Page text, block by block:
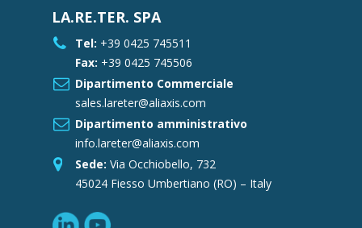
LA.RE.TER. SPA
Tel: +39 0425 745511
Fax: +39 0425 745506
Dipartimento Commerciale
sales.lareter@aliaxis.com
Dipartimento amministrativo
info.lareter@aliaxis.com
Sede: Via Occhiobello, 732
45024 Fiesso Umbertiano (RO) – Italy